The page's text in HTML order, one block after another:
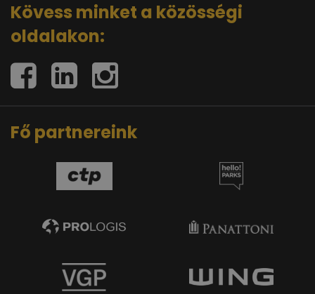
Kövess minket a közösségi
oldalakon:
Fő partnereink